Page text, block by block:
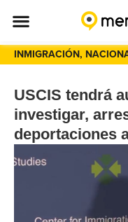
INMIGRACIÓN,
USCIS tendrá
investigar,
deportaciones